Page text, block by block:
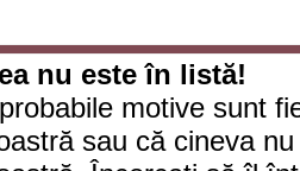
nu este în listă!
motive sunt
sau că cineva